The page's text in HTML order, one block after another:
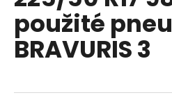
5
hvězdiček.
použité pneu
BRAVURIS 3
a
j
í
?